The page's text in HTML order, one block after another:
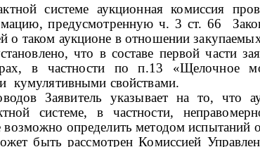
системе аукционная комиссия
предусмотренную ч. 3 ст. 66
о таком аукционе в отношении
что в составе первой части
в частности по п.13 «Щелочное
кумулятивными свойствами.
Заявитель указывает на то, что
системе, в частности,
определить методом испытаний
быть рассмотрен Комиссией